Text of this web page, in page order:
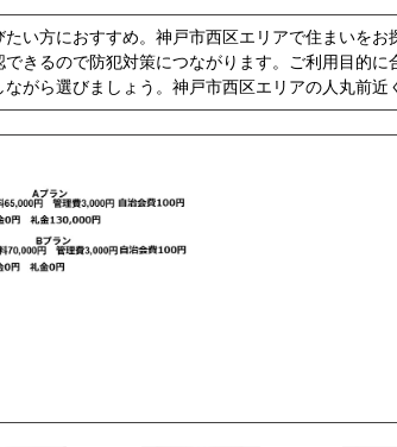
たい方におすすめ。神戸市西区エリアで住まいを
できるので防犯対策につながります。ご利用目的
ながら選びましょう。神戸市西区エリアの人丸前近